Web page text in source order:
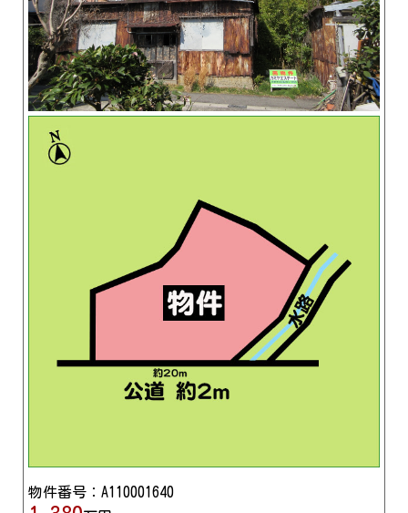
物件番号：A110001640